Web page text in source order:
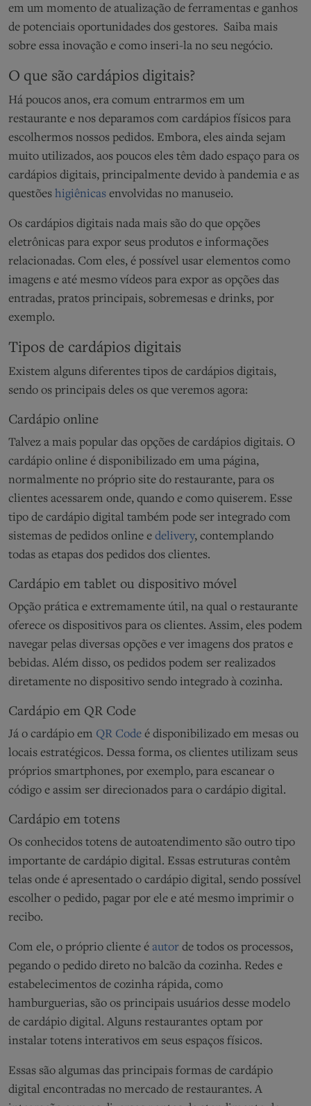
em um momento de atualização de ferramentas e ganhos
de potenciais oportunidades dos gestores. Saiba mais
sobre essa inovação e como inseri-la no seu negócio.
O que são cardápios digitais?
Há poucos anos, era comum entrarmos em um
restaurante e nos deparamos com cardápios físicos para
escolhermos nossos pedidos. Embora, eles ainda sejam
muito utilizados, aos poucos eles têm dado espaço para os
cardápios digitais, principalmente devido à pandemia e as
questões higiênicas envolvidas no manuseio.
Os cardápios digitais nada mais são do que opções
eletrônicas para expor seus produtos e informações
relacionadas. Com eles, é possível usar elementos como
imagens e até mesmo vídeos para expor as opções das
entradas, pratos principais, sobremesas e drinks, por
exemplo.
Tipos de cardápios digitais
Existem alguns diferentes tipos de cardápios digitais,
sendo os principais deles os que veremos agora:
Cardápio online
Talvez a mais popular das opções de cardápios digitais. O
cardápio online é disponibilizado em uma página,
normalmente no próprio site do restaurante, para os
clientes acessarem onde, quando e como quiserem. Esse
tipo de cardápio digital também pode ser integrado com
sistemas de pedidos online e delivery, contemplando
todas as etapas dos pedidos dos clientes.
Cardápio em tablet ou dispositivo móvel
Opção prática e extremamente útil, na qual o restaurante
oferece os dispositivos para os clientes. Assim, eles podem
navegar pelas diversas opções e ver imagens dos pratos e
bebidas. Além disso, os pedidos podem ser realizados
diretamente no dispositivo sendo integrado à cozinha.
Cardápio em QR Code
Já o cardápio em QR Code é disponibilizado em mesas ou
locais estratégicos. Dessa forma, os clientes utilizam seus
próprios smartphones, por exemplo, para escanear o
código e assim ser direcionados para o cardápio digital.
Cardápio em totens
Os conhecidos totens de autoatendimento são outro tipo
importante de cardápio digital. Essas estruturas contêm
telas onde é apresentado o cardápio digital, sendo possível
escolher o pedido, pagar por ele e até mesmo imprimir o
recibo.
Com ele, o próprio cliente é autor de todos os processos,
pegando o pedido direto no balcão da cozinha. Redes e
estabelecimentos de cozinha rápida, como
hamburguerias, são os principais usuários desse modelo
de cardápio digital. Alguns restaurantes optam por
instalar totens interativos em seus espaços físicos.
Essas são algumas das principais formas de cardápio
digital encontradas no mercado de restaurantes. A